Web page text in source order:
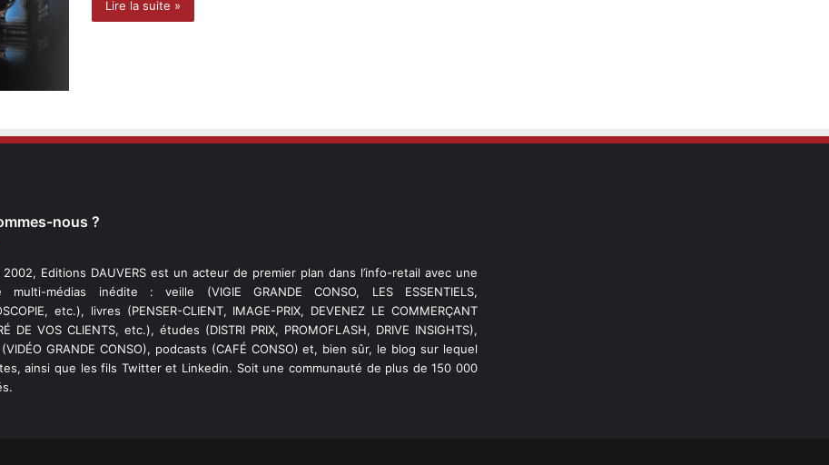
Lire la suite »
nous ?
2002, Editions DAUVERS est un acteur de premier plan dans l’info-retail avec une
multi-médias inédite : veille (VIGIE GRANDE CONSO, LES ESSENTIELS,
etc.), livres (PENSER-CLIENT, IMAGE-PRIX, DEVENEZ LE COMMERÇANT
DE VOS CLIENTS, etc.), études (DISTRI PRIX, PROMOFLASH, DRIVE INSIGHTS),
GRANDE CONSO), podcasts (CAFÉ CONSO) et, bien sûr, le blog sur lequel
ainsi que les fils Twitter et Linkedin. Soit une communauté de plus de 150 000